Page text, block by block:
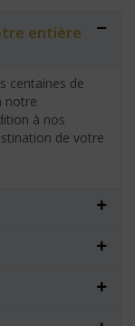
entière
centaines de
notre
à nos
de votre